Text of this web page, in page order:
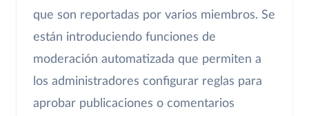
que son reportadas por varios miembros. Se
están introduciendo funciones de
moderación automatizada que permiten a
los administradores configurar reglas para
aprobar publicaciones o comentarios